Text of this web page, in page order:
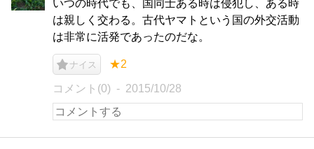
いつの時代でも、国同士ある時は侵犯し、ある時
は親しく交わる。古代ヤマトという国の外交活動
は非常に活発であったのだな。
ナイス ★2
コメント(0) 2015/10/28